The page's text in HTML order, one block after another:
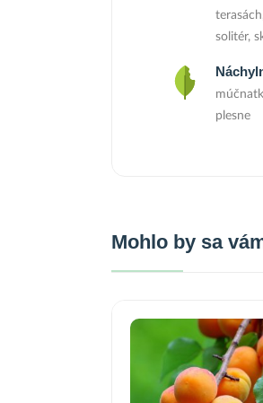
solitér,
plesne
Mohlo by sa